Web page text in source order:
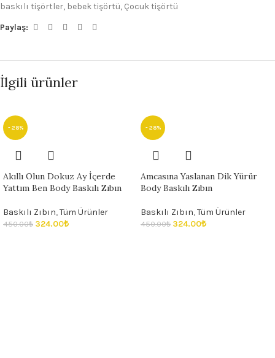
baskılı tişörtler, bebek tişörtü, Çocuk tişörtü
Paylaş:
İlgili ürünler
- 28%
Akıllı Olun Dokuz Ay İçerde
Yattım Ben Body Baskılı Zıbın
Baskılı Zıbın,Tüm Ürünler
450.00₺ 324.00₺
- 28%
Amcasına Yaslanan Dik Yürür
Body Baskılı Zıbın
Baskılı Zıbın,Tüm Ürünler
450.00₺ 324.00₺